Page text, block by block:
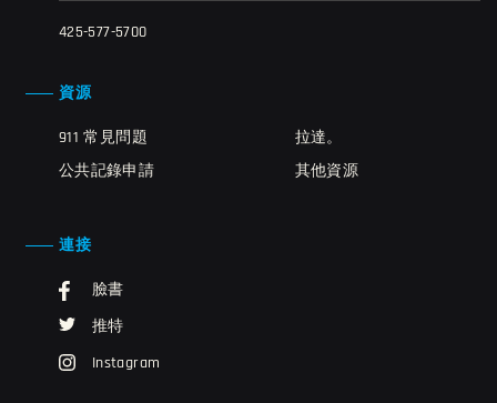
425-577-5700
資源
911 常見問題
公共記錄申請
拉達。
其他資源
連接
臉書
推特
Instagram